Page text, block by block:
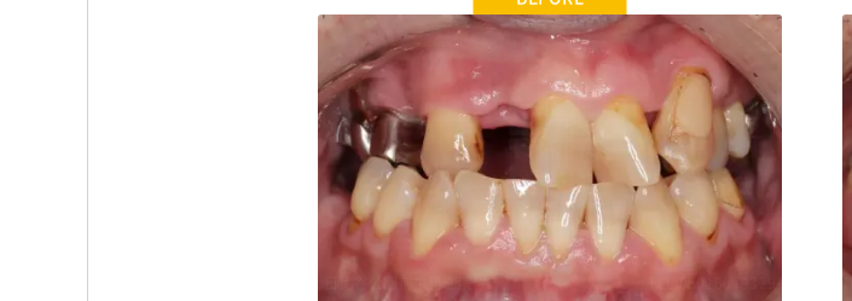
日比谷公園前歯科医院 TEL:05018079329